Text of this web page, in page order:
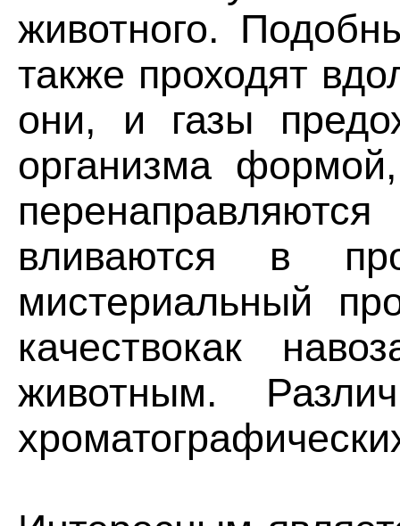
животного.
также проходят
они, и газы
организма
вливаются в
мистериальный
качествокак
животным.